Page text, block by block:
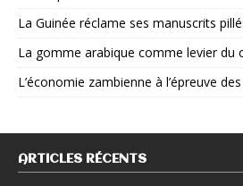
La Guinée réclame ses manuscrits
La gomme arabique comme levier du
L’économie zambienne à l’épreuve
ARTICLES RÉCENTS